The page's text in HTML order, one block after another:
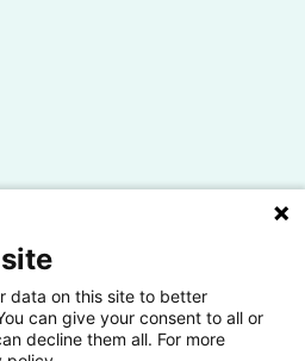
data on this site to better
can give your consent to all or
decline them all. For more